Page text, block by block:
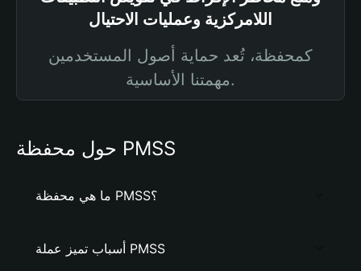
اللامركزية وعمليات الاحتيال
كمحفظة، تُعد حماية أصول المستخدمين
مهمتنا الأساسية.
حول محفظة PMSS
ما هي محفظة PMSS؟
أسباب تميز عملة PMSS